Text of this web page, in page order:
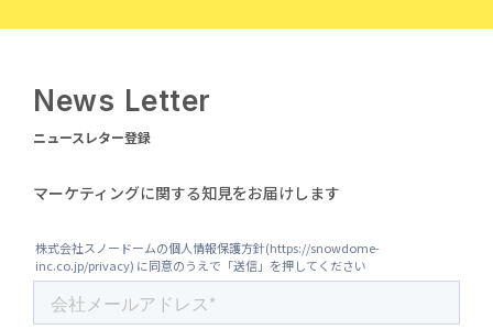
News Letter
ニュースレター登録
マーケティングに関する知見をお届けします